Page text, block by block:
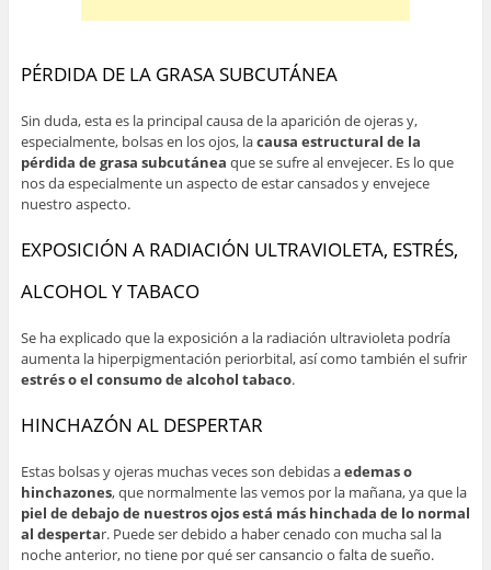
PÉRDIDA DE LA GRASA SUBCUTÁNEA
Sin duda, esta es la principal causa de la aparición de ojeras y,
especialmente, bolsas en los ojos, lacausa estructural de la
pérdida de grasa subcutánea que se sufre al envejecer. Es lo que
nos da especialmente un aspecto de estar cansados y envejece
nuestro aspecto.
EXPOSICIÓN A RADIACIÓN ULTRAVIOLETA, ESTRÉS,
ALCOHOL Y TABACO
Se ha explicado que la exposición a la radiación ultravioleta podría
aumenta la hiperpigmentación periorbital, así como también el sufrir
estrés o el consumo de alcohol tabaco.
HINCHAZÓN AL DESPERTAR
Estas bolsas y ojeras muchas veces son debidas aedemas o
hinchazones, que normalmente las vemos por la mañana, ya que la
piel de debajo de nuestros ojos está más hinchada de lo normal
al despertar. Puede ser debido a haber cenado con mucha sal la
noche anterior, no tiene por qué ser cansancio o falta de sueño.